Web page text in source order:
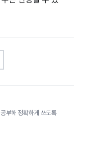
부해 정확하게 쓰도록